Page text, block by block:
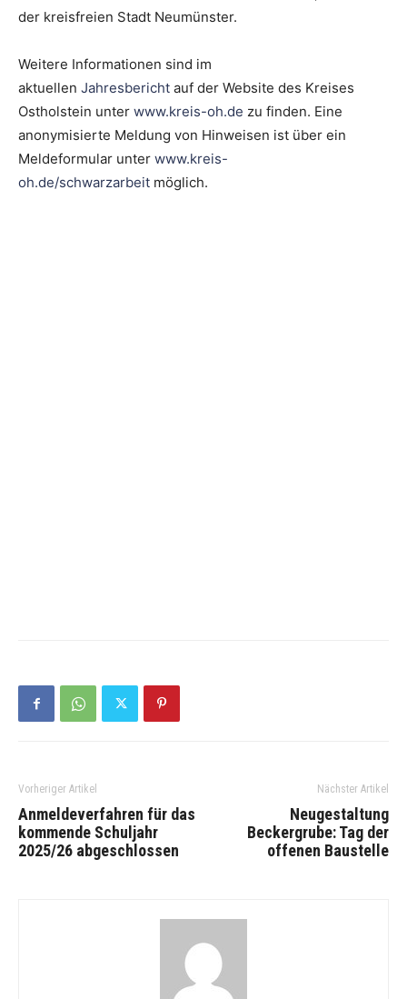
der kreisfreien Stadt Neumünster.
Weitere Informationen sind im
aktuellen Jahresbericht auf der Website des Kreises
Ostholstein unter www.kreis-oh.de zu finden. Eine
anonymisierte Meldung von Hinweisen ist über ein
Meldeformular unter www.kreis-
oh.de/schwarzarbeit möglich.
Vorheriger Artikel
Anmeldeverfahren für das
kommende Schuljahr
2025/26 abgeschlossen
Nächster Artikel
Neugestaltung
Beckergrube: Tag der
offenen Baustelle